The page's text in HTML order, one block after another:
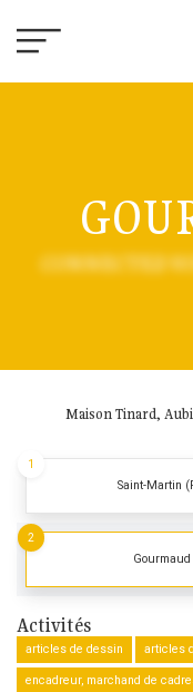
CONNECTEZ-
Maison Tinard,
Saint-Martin
1
Gourmaud
2
Activités
articles de dessin articles
encadreur, marchand de